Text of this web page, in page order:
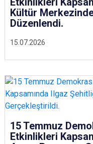
15.07.2026
Kültür
Düzenlendi.
15 Temmuz
Etkinlikleri